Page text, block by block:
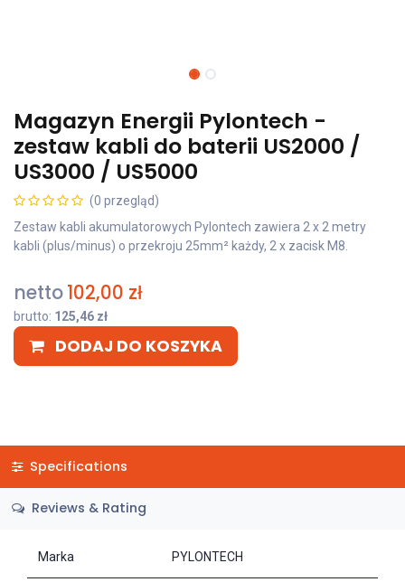
Magazyn Energii Pylontech -
zestaw kabli do baterii US2000 /
US3000 / US5000
(0 przegląd)
Zestaw kabli akumulatorowych Pylontech zawiera 2 x 2 metry
kabli (plus/minus) o przekroju 25mm² każdy, 2 x zacisk M8.
netto102,00 zł
brutto: 125,46 zł
DODAJ DO KOSZYKA
Specifications
Reviews & Rating
Marka PYLONTECH